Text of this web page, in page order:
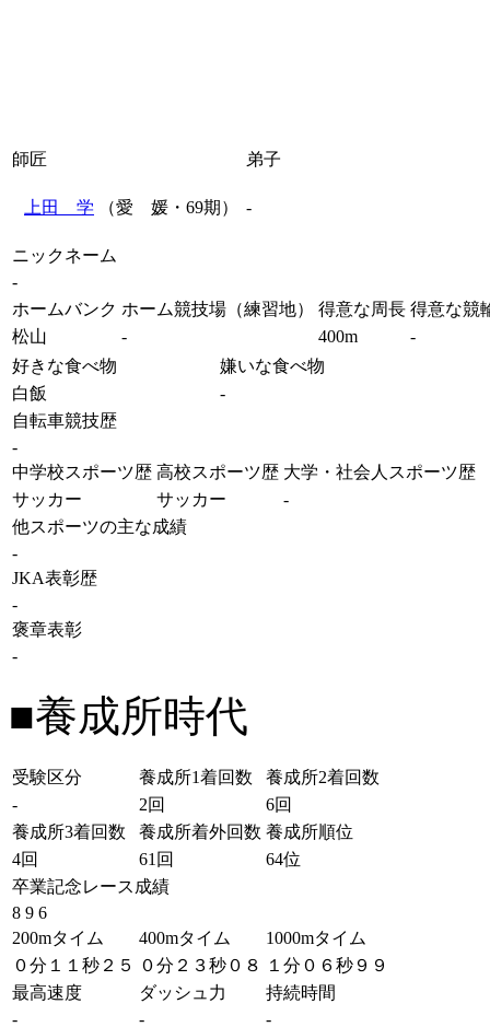
師匠 弟子
上田 学 （愛 媛・69期） -
ニックネーム
-
ホームバンク ホーム競技場（練習地） 得意な周長 得意な競
松山
- 400m
-
好きな食べ物
嫌いな食べ物
白飯
-
自転車競技歴
-
中学校スポーツ歴 高校スポーツ歴 大学・社会人スポーツ歴
サッカー
サッカー
-
他スポーツの主な成績
-
JKA表彰歴
-
褒章表彰
-
■養成所時代
受験区分 養成所1着回数
養成所2着回数
-
2回
6回
養成所3着回数
養成所着外回数 養成所順位
4回
61回
64位
卒業記念レース成績
8 9 6
200mタイム
400mタイム
1000mタイム
０分１１秒２５
０分２３秒０８
１分０６秒９９
最高速度
ダッシュ力
持続時間
-
- -